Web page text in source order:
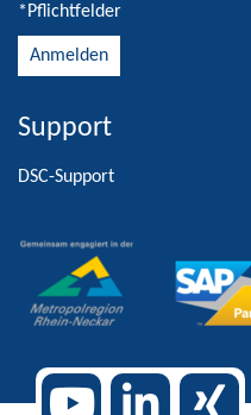
*Pflichtfelder
Alternative:
Support
DSC-Support